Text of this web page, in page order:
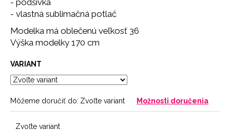
- vlastná sublimačná potlač
Modelka má oblečenú veľkosť 36
Výška modelky 170 cm
VARIANT
Môžeme doručiť do: Zvoľte variant Možnosti doručenia
Zvoľte variant
NOHAVIČKY
BLACK
€